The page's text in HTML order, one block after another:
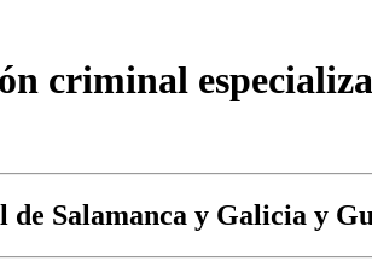
criminal
Salamanca y Galicia y